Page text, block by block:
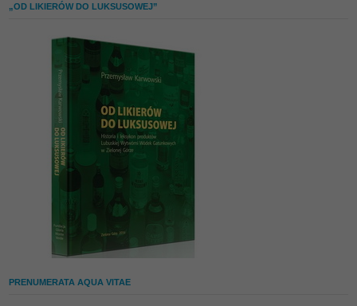
„OD LIKIERÓW DO LUKSUSOWEJ”
PRENUMERATA AQUA VITAE